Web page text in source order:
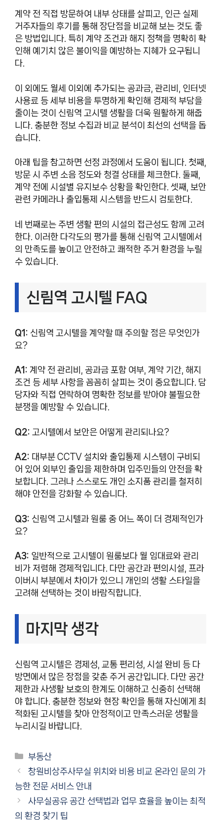
계약 전 직접 방문하여 내부 상태를 살피고, 인근 실제
거주자들의 후기를 통해 장단점을 비교해 보는 것도 좋
은 방법입니다. 특히 계약 조건과 해지 정책을 명확히 확
인해 예기치 않은 불이익을 예방하는 지혜가 요구됩니
다.
이 외에도 월세 이외에 추가되는 공과금, 관리비, 인터넷
사용료 등 세부 비용을 투명하게 확인해 경제적 부담을
줄이는 것이 신림역 고시텔 생활을 더욱 원활하게 해줍
니다. 충분한 정보 수집과 비교 분석이 최선의 선택을 돕
습니다.
아래 팁을 참고하면 선정 과정에서 도움이 됩니다. 첫째,
방문 시 주변 소음 정도와 청결 상태를 체크한다. 둘째,
계약 전에 시설별 유지보수 상황을 확인한다. 셋째, 보안
관련 카메라나 출입통제 시스템을 반드시 검토한다.
네 번째로는 주변 생활 편의 시설의 접근성도 함께 고려
한다. 이러한 다각도의 평가를 통해 신림역 고시텔에서
의 만족도를 높이고 안전하고 쾌적한 주거 환경을 누릴
수 있습니다.
신림역 고시텔 FAQ
Q1: 신림역 고시텔을 계약할 때 주의할 점은 무엇인가
요?
A1: 계약 전 관리비, 공과금 포함 여부, 계약 기간, 해지
조건 등 세부 사항을 꼼꼼히 살피는 것이 중요합니다. 담
당자와 직접 연락하여 명확한 정보를 받아야 불필요한
분쟁을 예방할 수 있습니다.
Q2: 고시텔에서 보안은 어떻게 관리되나요?
A2: 대부분 CCTV 설치와 출입통제 시스템이 구비되
어 있어 외부인 출입을 제한하며 입주민들의 안전을 확
보합니다. 그러나 스스로도 개인 소지품 관리를 철저히
해야 안전을 강화할 수 있습니다.
Q3: 신림역 고시텔과 원룸 중 어느 쪽이 더 경제적인가
요?
A3: 일반적으로 고시텔이 원룸보다 월 임대료와 관리
비가 저렴해 경제적입니다. 다만 공간과 편의시설, 프라
이버시 부분에서 차이가 있으니 개인의 생활 스타일을
고려해 선택하는 것이 바람직합니다.
마지막 생각
신림역 고시텔은 경제성, 교통 편리성, 시설 완비 등 다
방면에서 많은 장점을 갖춘 주거 공간입니다. 다만 공간
제한과 사생활 보호의 한계도 이해하고 신중히 선택해
야 합니다. 충분한 정보와 현장 확인을 통해 자신에게 최
적화된 고시텔을 찾아 안정적이고 만족스러운 생활을
누리시길 바랍니다.
카
테
리
부동산
창원비상주사무실 위치와 비용 비교 온라인 문의 가
능한 전문 서비스 안내
사무실공유 공간 선택법과 업무 효율을 높이는 최적
의 환경 찾기 팁